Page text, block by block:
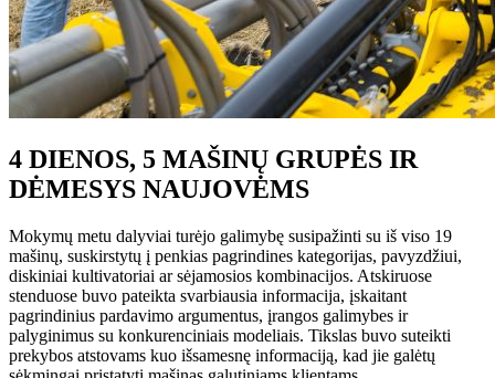
4 DIENOS, 5 MAŠINŲ GRUPĖS IR
DĖMESYS NAUJOVĖMS
Mokymų metu dalyviai turėjo galimybę susipažinti su iš viso 19
mašinų, suskirstytų į penkias pagrindines kategorijas, pavyzdžiui,
diskiniai kultivatoriai ar sėjamosios kombinacijos. Atskiruose
stenduose buvo pateikta svarbiausia informacija, įskaitant
pagrindinius pardavimo argumentus, įrangos galimybes ir
palyginimus su konkurenciniais modeliais. Tikslas buvo suteikti
prekybos atstovams kuo išsamesnę informaciją, kad jie galėtų